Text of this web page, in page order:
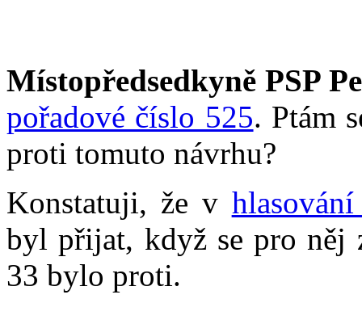
Místopředsedkyně PSP
pořadové číslo 525. Ptám
proti tomuto návrhu?
Konstatuji, že v
byl přijat, když se pro něj
33 bylo proti.